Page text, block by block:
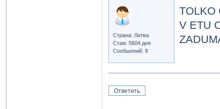
Страна: Литва
Стаж: 5604 дня
Сообшений: 9
TOLKO
V ETU
Ответить